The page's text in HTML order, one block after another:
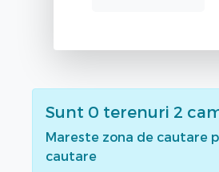
Sunt 0 terenuri 2
Mareste zona de cautare
cautare